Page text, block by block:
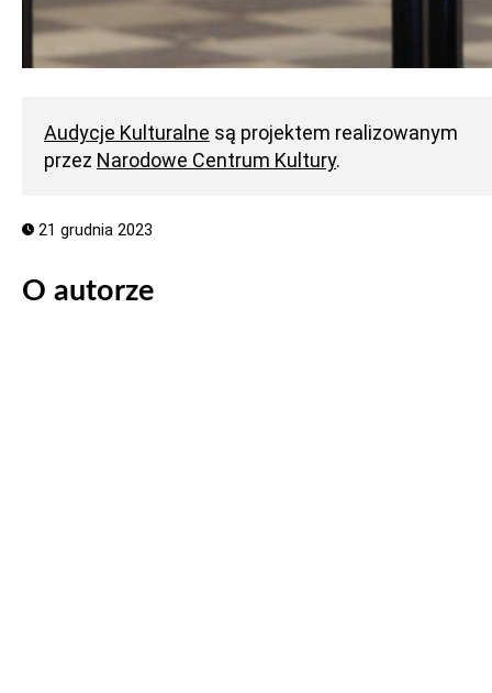
Audycje Kulturalne są projektem realizowanym
przez Narodowe Centrum Kultury.
21 grudnia 2023
O autorze